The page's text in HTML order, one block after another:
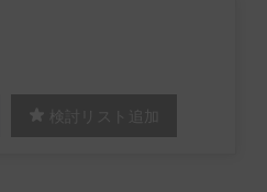
検討リスト追加